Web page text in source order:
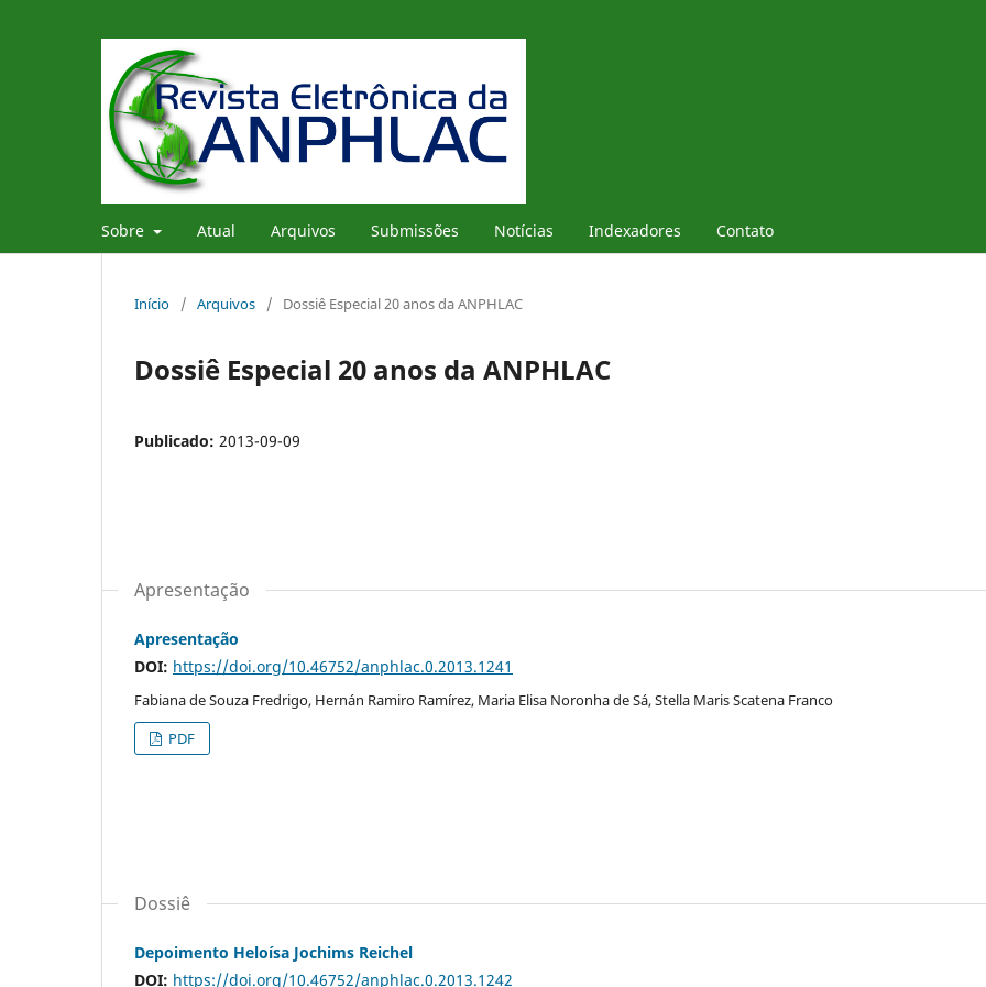
Sobre Atual Arquivos Submissões Notícias Indexadores Contato
Início / Arquivos / Dossiê Especial 20 anos da ANPHLAC
Dossiê Especial 20 anos da ANPHLAC
Publicado: 2013-09-09
Apresentação
Apresentação
DOI: https://doi.org/10.46752/anphlac.0.2013.1241
Fabiana de Souza Fredrigo, Hernán Ramiro Ramírez, Maria Elisa Noronha de Sá, Stella Maris Scatena Franco
PDF
Dossiê
Depoimento Heloísa Jochims Reichel
DOI: https://doi.org/10.46752/anphlac.0.2013.1242